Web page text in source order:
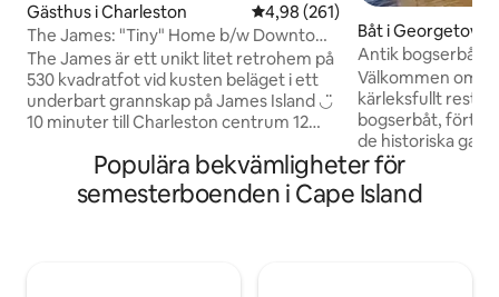
Gästhus i Charleston 4,98 av 5 i genomsnittligt
4,98 (261)
The James: "Tiny" Home b/w Downtown
& Folly
The James är ett unikt litet retrohem på
530 kvadratfot vid kusten beläget i ett
underbart grannskap på James Island ◡̈
10 minuter till Charleston centrum 12
restauranger The James rymmer upp till
6 personer och 2 hundar (INGEN AVGIFT
FÖR HUSDJUR) och har en privat
Båt i Georgetown
Antik bogserbåt
Välkommen
kärleksfullt
bogserbåt,
de historiska
gång en stolt
vattenvägar,
sällsynt möjlighet
Populära bekvämligheter för
semesterboenden i Cape Island